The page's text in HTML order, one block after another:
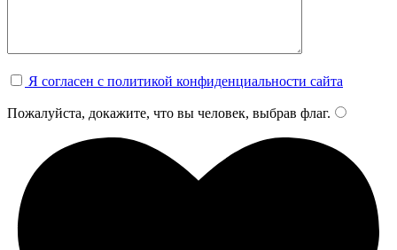
Я согласен с политикой конфиденциальности сайта
Пожалуйста, докажите, что вы человек, выбрав флаг.